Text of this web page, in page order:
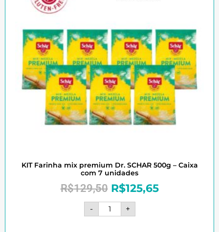
KIT Farinha mix premium Dr. SCHAR 500g – Caixa
com 7 unidades
R$129,50 R$125,65
- +